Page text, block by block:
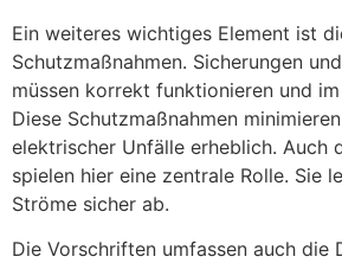
Ein weiteres wichtiges Element ist
Schutzmaßnahmen. Sicherungen
müssen korrekt funktionieren und
Diese Schutzmaßnahmen
elektrischer Unfälle erheblich. Auch
spielen hier eine zentrale Rolle. Sie
Ströme sicher ab.
Die Vorschriften umfassen auch die